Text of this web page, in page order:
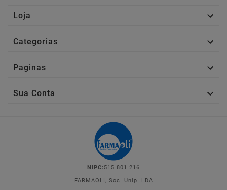
Loja 
Categorias 
Paginas 
Sua Conta 
NIPC: 515 801 216
FARMAOLI, Soc. Unip. LDA